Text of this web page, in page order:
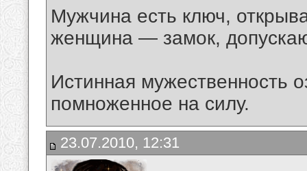
Мужчина есть ключ,
женщина — замок,
Истинная мужественность
помноженное на силу.
23.07.2010, 12:31